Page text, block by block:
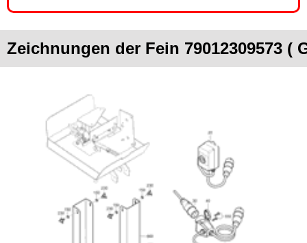
Zeichnungen der Fein 79012309573 (